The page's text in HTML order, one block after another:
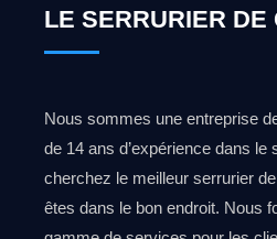
LE SERRURIER DE
Nous sommes une entreprise
de 14 ans d’expérience dans le
cherchez le meilleur serrurier
êtes dans le bon endroit. Nous